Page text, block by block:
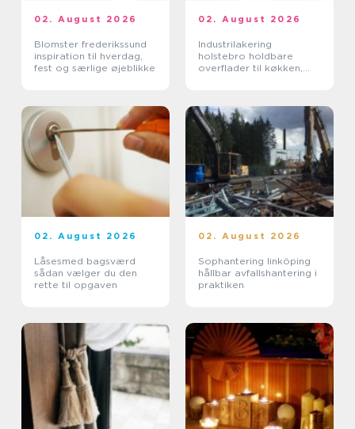
02. August 2026
Blomster frederikssund
inspiration til hverdag,
fest og særlige øjeblikke
02. August 2026
Industrilakering
holstebro holdbare
overflader til køkken,
02. August 2026
Låsesmed bagsværd
sådan vælger du den
rette til opgaven
02. August 2026
Sophantering linköping
hållbar avfallshantering i
praktiken